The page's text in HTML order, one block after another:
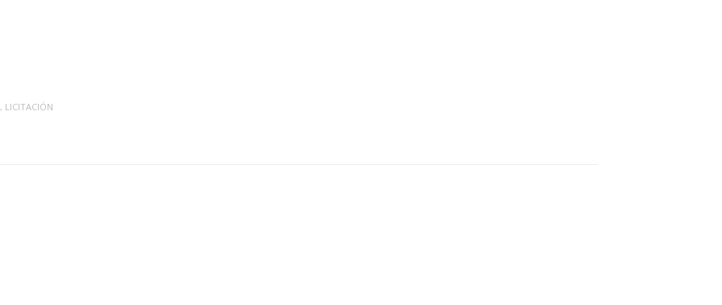
, LICITACIÓN